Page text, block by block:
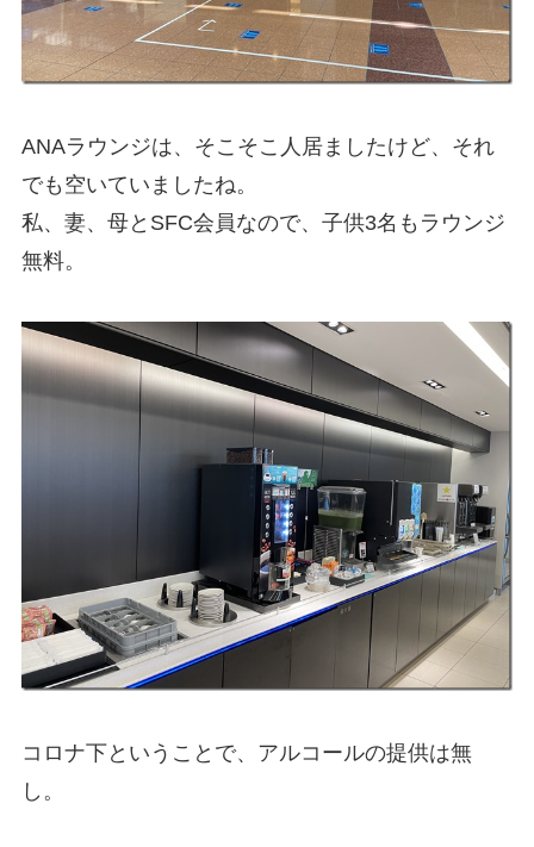
ANAラウンジは、そこそこ人居ましたけど、それ
でも空いていましたね。
私、妻、母とSFC会員なので、子供3名もラウンジ
無料。
コロナ下ということで、アルコールの提供は無
し。